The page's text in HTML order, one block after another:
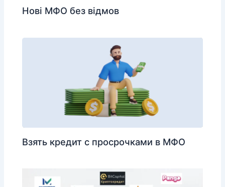
Нові МФО без відмов
Взять кредит с просрочками в МФО